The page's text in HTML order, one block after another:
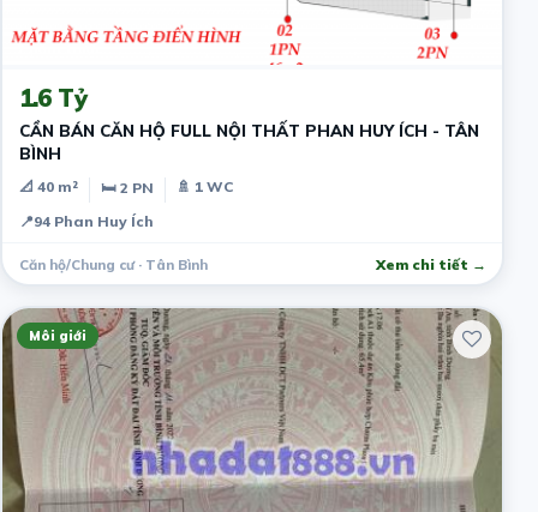
2 năm trước
1.6 Tỷ
CẦN BÁN CĂN HỘ FULL NỘI THẤT PHAN HUY ÍCH - TÂN
BÌNH
📐 40 m² 🛏 2 PN
🚿 1 WC
📍94 Phan Huy Ích
Căn hộ/Chung cư · Tân Bình Xem chi tiết →
Môi giới